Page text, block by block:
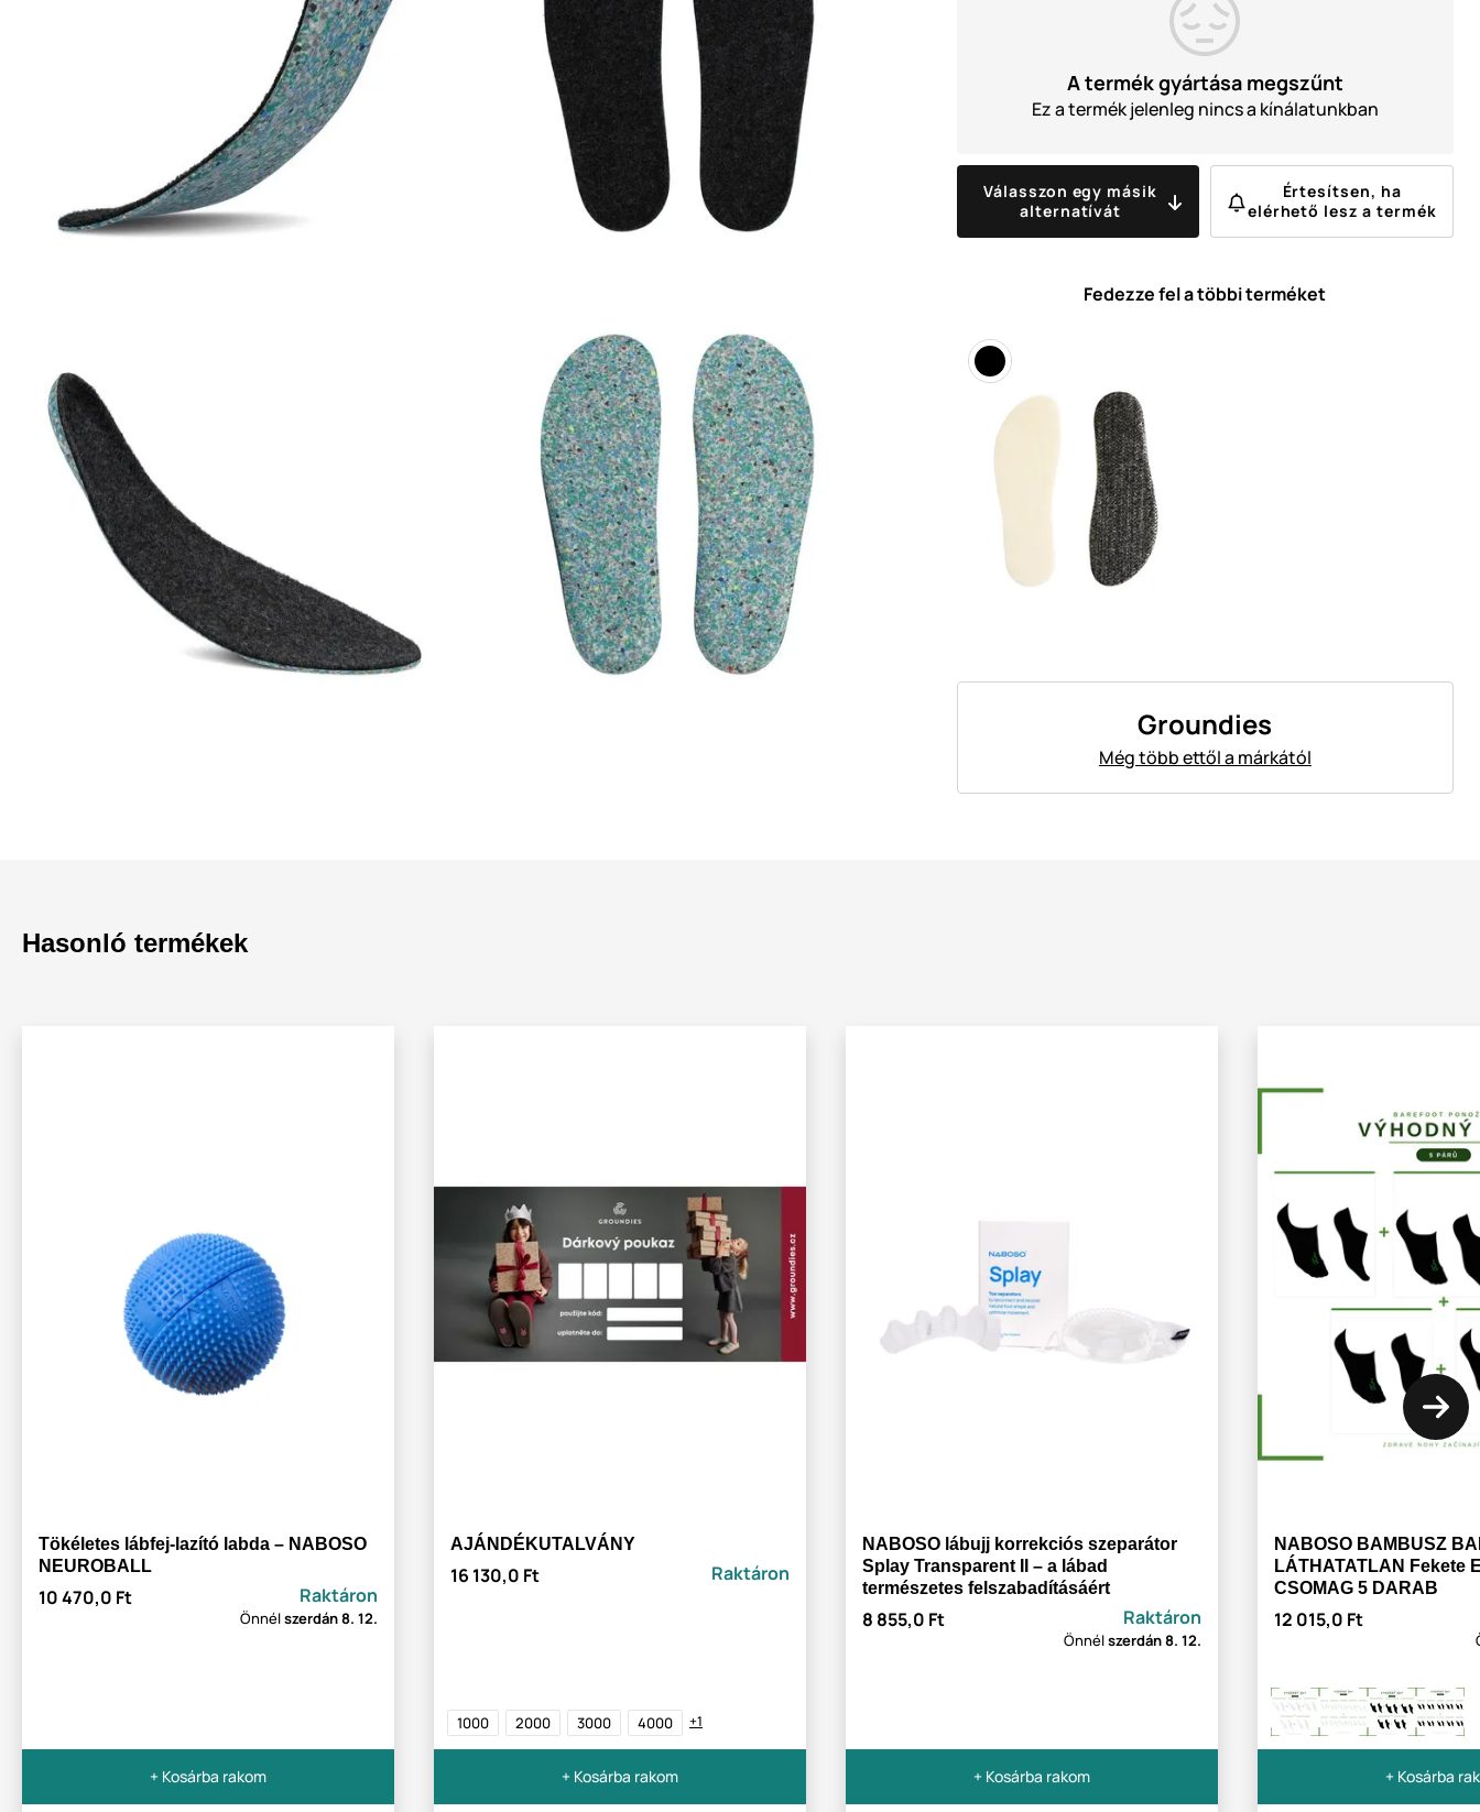
A termék gyártása megszűnt
Ez a termék jelenleg nincs a kínálatunkban
Válasszon egy másik
alternatívát
Értesítsen, ha
elérhető lesz a termék
Fedezze fel a többi terméket
Groundies
Még több ettől a márkától
Hasonló termékek
Tökéletes lábfej-lazító labda – NABOSO
NEUROBALL
10 470,0 Ft Raktáron
Önnélszerdán8. 12.
+ Kosárba rakom
AJÁNDÉKUTALVÁNY
16 130,0 Ft Raktáron
1000 2000 3000 4000 +1
+ Kosárba rakom
NABOSO lábujj korrekciós szeparátor
Splay Transparent II – a lábad
természetes felszabadításáért
8 855,0 Ft Raktáron
Önnélszerdán8. 12.
+ Kosárba rakom
NABOSO BAMBUSZ
LÁTHATATLAN Fekete
CSOMAG 5 DARAB
12 015,0 Ft
+ Kosárba